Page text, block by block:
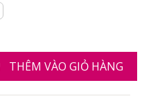
THÊM VÀO GIỎ HÀNG